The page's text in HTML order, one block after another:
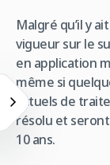
Malgré qu’il y
vigueur sur le
en application
même si
actuels de
résolu et seront
10 ans.